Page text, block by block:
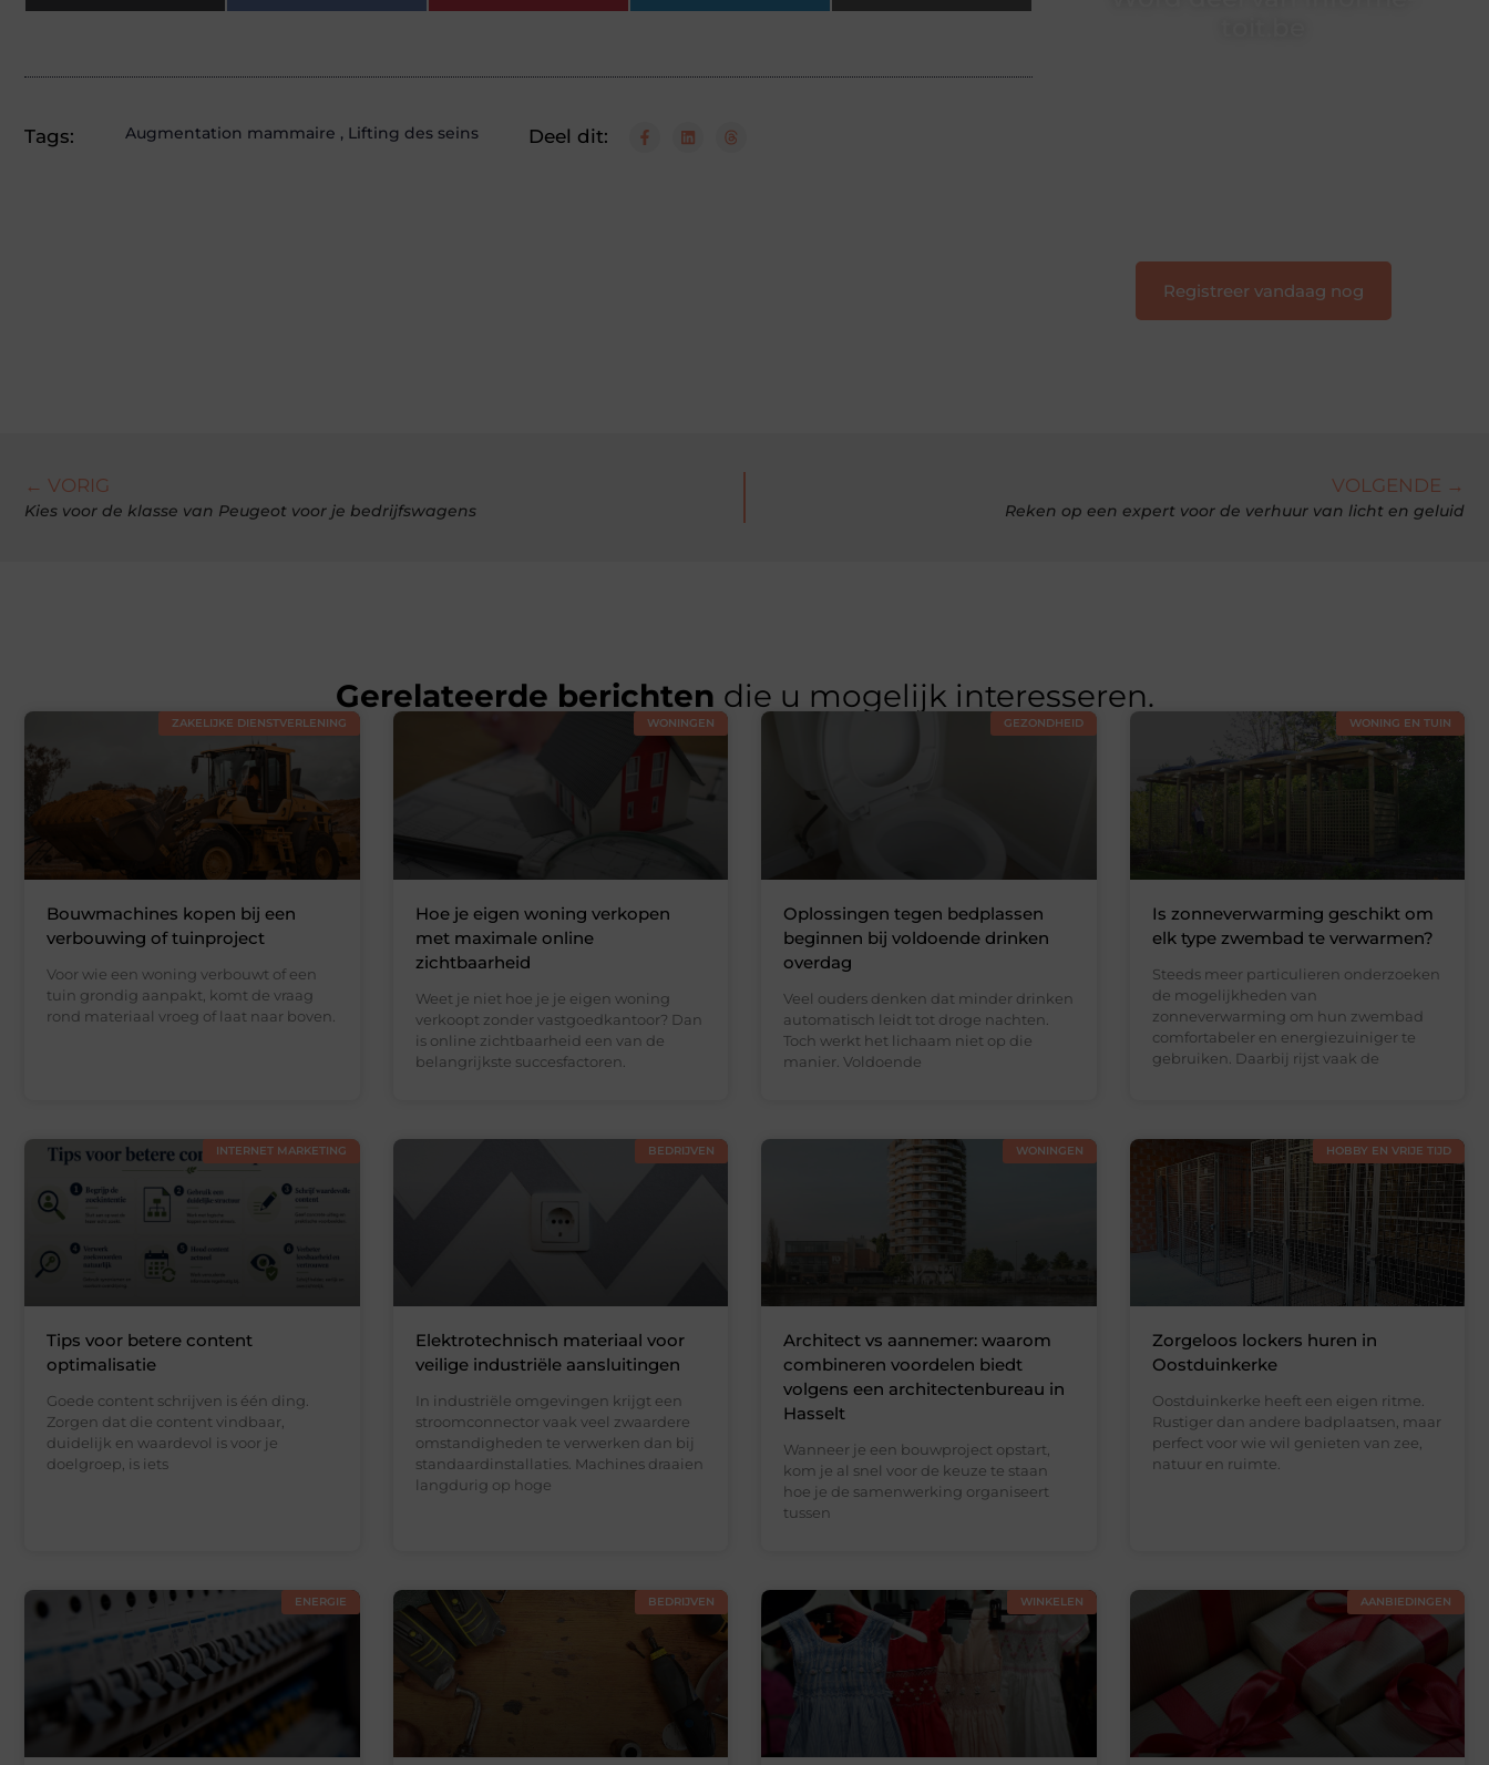
Tags: Augmentation mammaire , Lifting des seins Deel dit:
Registreer vandaag nog
← VORIG
Kies voor de klasse van Peugeot voor je bedrijfswagens
VOLGENDE →
Reken op een expert voor de verhuur van licht en geluid
Gerelateerde berichten die u mogelijk interesseren.
ZAKELIJKE DIENSTVERLENING
Bouwmachines kopen bij een
verbouwing of tuinproject
Voor wie een woning verbouwt of een
tuin grondig aanpakt, komt de vraag
rond materiaal vroeg of laat naar boven.
WONINGEN
Hoe je eigen woning verkopen
met maximale online
zichtbaarheid
Weet je niet hoe je je eigen woning
verkoopt zonder vastgoedkantoor? Dan
is online zichtbaarheid een van de
belangrijkste succesfactoren.
GEZONDHEID
Oplossingen tegen bedplassen
beginnen bij voldoende drinken
overdag
Veel ouders denken dat minder drinken
automatisch leidt tot droge nachten.
Toch werkt het lichaam niet op die
manier. Voldoende
WONING EN TUIN
Is zonneverwarming geschikt om
elk type zwembad te verwarmen?
Steeds meer particulieren onderzoeken
de mogelijkheden van
zonneverwarming om hun zwembad
comfortabeler en energiezuiniger te
gebruiken. Daarbij rijst vaak de
INTERNET MARKETING
Tips voor betere content
optimalisatie
Goede content schrijven is één ding.
Zorgen dat die content vindbaar,
duidelijk en waardevol is voor je
doelgroep, is iets
BEDRIJVEN
Elektrotechnisch materiaal voor
veilige industriële aansluitingen
In industriële omgevingen krijgt een
stroomconnector vaak veel zwaardere
omstandigheden te verwerken dan bij
standaardinstallaties. Machines draaien
langdurig op hoge
WONINGEN
Architect vs aannemer: waarom
combineren voordelen biedt
volgens een architectenbureau in
Hasselt
Wanneer je een bouwproject opstart,
kom je al snel voor de keuze te staan
hoe je de samenwerking organiseert
tussen
HOBBY EN VRIJE TIJD
Zorgeloos lockers huren in
Oostduinkerke
Oostduinkerke heeft een eigen ritme.
Rustiger dan andere badplaatsen, maar
perfect voor wie wil genieten van zee,
natuur en ruimte.
ENERGIE BEDRIJVEN WINKELEN AANBIEDINGEN